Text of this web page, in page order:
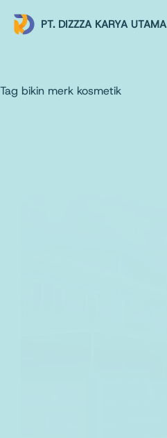
PT. DIZZZA KARYA UTAMA
Tag bikin merk kosmetik